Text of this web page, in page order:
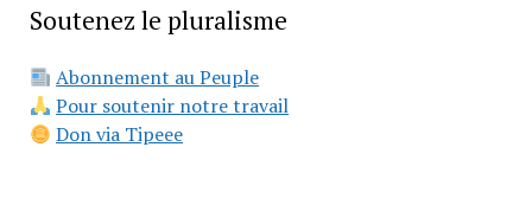
Soutenez le pluralisme
Abonnement au Peuple
Pour soutenir notre travail
Don via Tipeee